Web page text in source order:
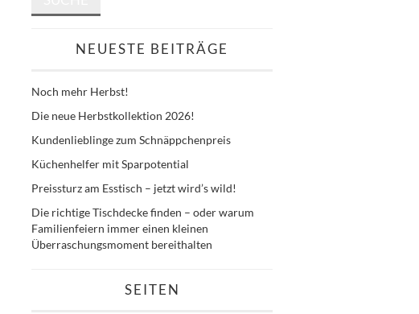
NEUESTE BEITRÄGE
Noch mehr Herbst!
Die neue Herbstkollektion 2026!
Kundenlieblinge zum Schnäppchenpreis
Küchenhelfer mit Sparpotential
Preissturz am Esstisch – jetzt wird’s wild!
Die richtige Tischdecke finden – oder warum
Familienfeiern immer einen kleinen
Überraschungsmoment bereithalten
SEITEN